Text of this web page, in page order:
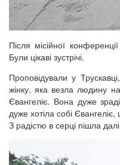
Після місійної
Були цікаві зустрічі.
Проповідували у
жінку, яка везла людину
Євангеліє. Вона дуже
дуже хотіла собі
З радістю в серці пішла